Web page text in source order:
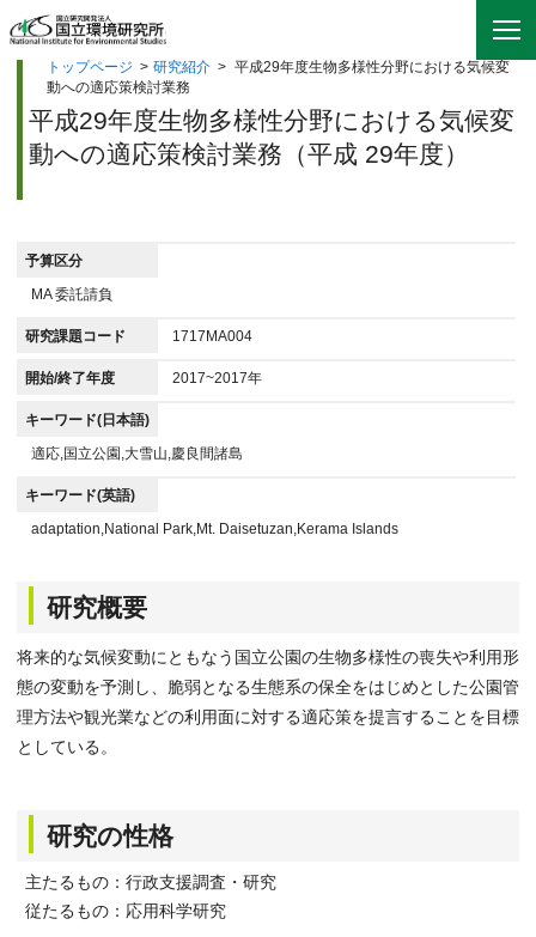
トップページ > 研究紹介 > 平成29年度生物多様性分野における気候変
動への適応策検討業務
平成29年度生物多様性分野における気候変
動への適応策検討業務（平成 29年度）
予算区分
MA 委託請負
研究課題コード 1717MA004
開始/終了年度 2017~2017年
キーワード(日本語)
適応,国立公園,大雪山,慶良間諸島
キーワード(英語)
adaptation,National Park,Mt. Daisetuzan,Kerama Islands
研究概要
将来的な気候変動にともなう国立公園の生物多様性の喪失や利用形
態の変動を予測し、脆弱となる生態系の保全をはじめとした公園管
理方法や観光業などの利用面に対する適応策を提言することを目標
としている。
研究の性格
主たるもの：行政支援調査・研究
従たるもの：応用科学研究